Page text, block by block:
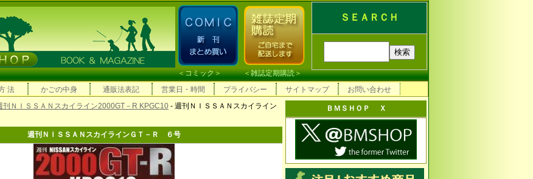
ＳＥＡＲＣＨ
＜コミック＞ ＜雑誌定期購読＞
法 かごの中身 通販法表記 営業日・時間 プライバシー サイトマップ お問い合わせ
刊ＮＩＳＳＡＮスカイライン2000GT－R KPGC10 - 週刊ＮＩＳＳＡＮスカイライン
週刊ＮＩＳＳＡＮスカイラインＧＴ－Ｒ ６号
ＢＭＳＨＯＰ Ｘ